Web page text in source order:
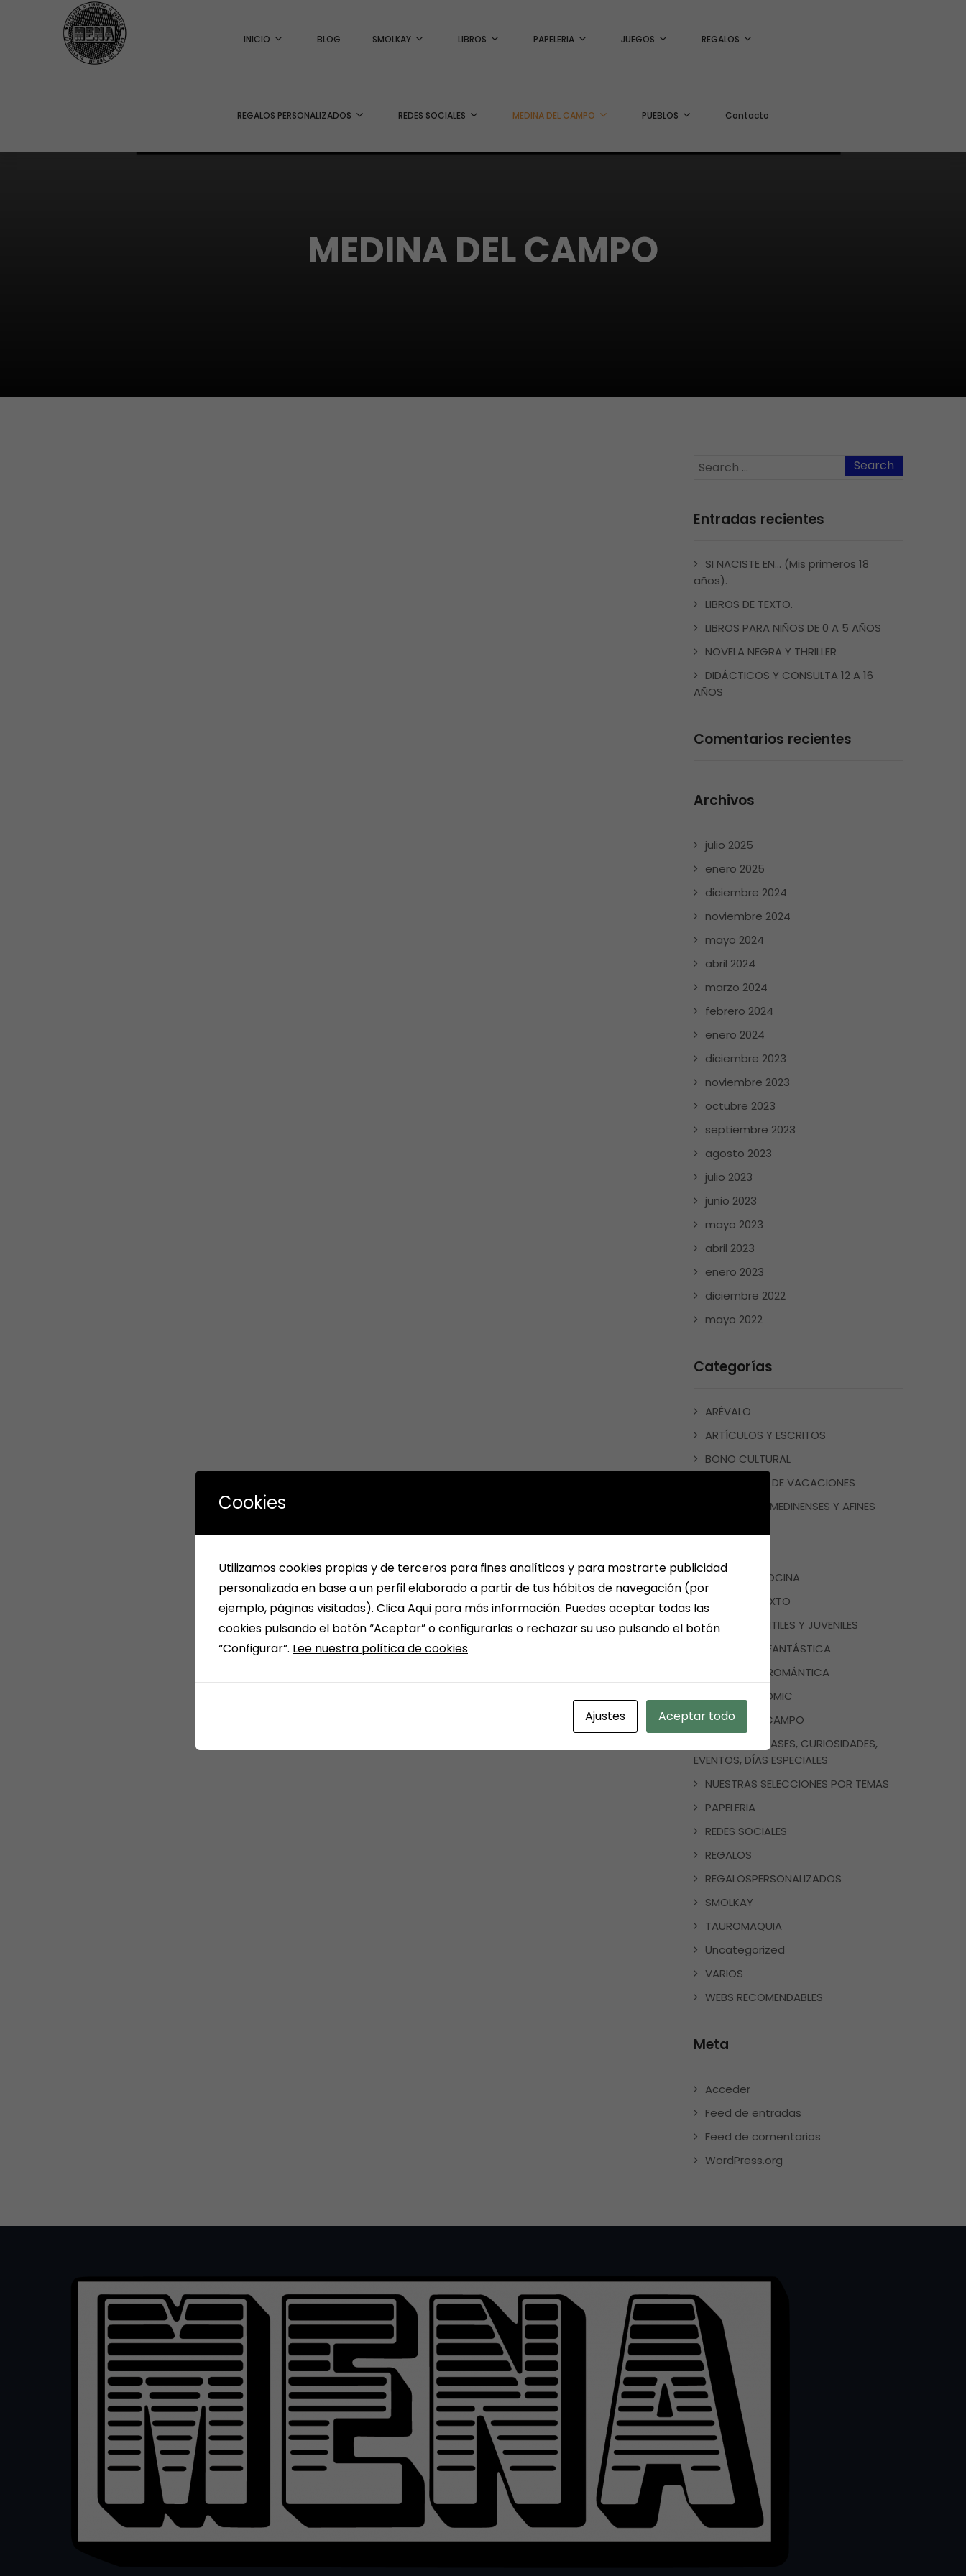
INICIO BLOG SMOLKAY LIBROS PAPELERIA JUEGOS REGALOS
REGALOS PERSONALIZADOS REDES SOCIALES MEDINA DEL CAMPO PUEBLOS Contacto
MEDINA DEL CAMPO
Entradas recientes
SI NACISTE EN… (Mis primeros 18
años).
LIBROS DE TEXTO.
LIBROS PARA NIÑOS DE 0 A 5 AÑOS
NOVELA NEGRA Y THRILLER
DIDÁCTICOS Y CONSULTA 12 A 16
AÑOS
Comentarios recientes
Archivos
julio 2025
enero 2025
diciembre 2024
noviembre 2024
mayo 2024
abril 2024
marzo 2024
febrero 2024
enero 2024
diciembre 2023
noviembre 2023
octubre 2023
septiembre 2023
agosto 2023
julio 2023
junio 2023
mayo 2023
abril 2023
enero 2023
diciembre 2022
mayo 2022
Categorías
ARÉVALO
ARTÍCULOS Y ESCRITOS
BONO CULTURAL
CUADERNOS DE VACACIONES
ESCRITORES MEDINENSES Y AFINES
LIBROS DE COCINA
LIBROS DE TEXTO
LIBROS INFANTILES Y JUVENILES
LITERATURA FANTÁSTICA
LITERATURA ROMÁNTICA
MANGA Y COMIC
MEDINA DEL CAMPO
NOTICIAS, FRASES, CURIOSIDADES,
EVENTOS, DÍAS ESPECIALES
NUESTRAS SELECCIONES POR TEMAS
PAPELERIA
REDES SOCIALES
REGALOS
REGALOSPERSONALIZADOS
SMOLKAY
TAUROMAQUIA
Uncategorized
VARIOS
WEBS RECOMENDABLES
Meta
Acceder
Feed de entradas
Feed de comentarios
WordPress.org
Cookies
Utilizamos cookies propias y de terceros para fines analíticos y para mostrarte publicidad
personalizada en base a un perfil elaborado a partir de tus hábitos de navegación (por
ejemplo, páginas visitadas). Clica Aqui para más información. Puedes aceptar todas las
cookies pulsando el botón “Aceptar” o configurarlas o rechazar su uso pulsando el botón
“Configurar”. Lee nuestra política de cookies
Ajustes Aceptar todo